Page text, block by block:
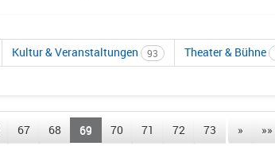
Kultur & Veranstaltungen 93 Theater & Bühne
67 68 69 70 71 72 73 » »»